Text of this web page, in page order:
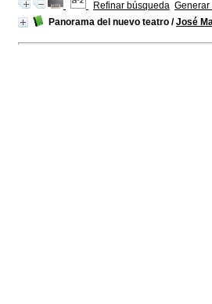
Refinar búsqueda Generar
Panorama del nuevo teatro /José